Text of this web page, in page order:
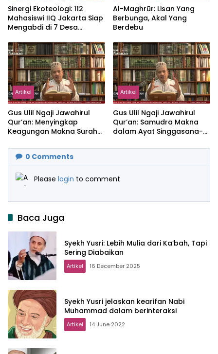
‎Sinergi Ekoteologi: 112
Mahasiswi IIQ Jakarta Siap
Mengabdi di 7 Desa
Al-Maghrūr: Lisan Yang
Berbunga, Akal Yang
Berdebu
Artikel
Gus Ulil Ngaji Jawahirul
Qur’an: Menyingkap
Keagungan Makna Surah
Artikel
Gus Ulil Ngaji Jawahirul
Qur’an: Samudra Makna
dalam Ayat Singgasana-
0 Comments
Please login to comment
Baca Juga
Syekh Yusri: Lebih Mulia dari Ka’bah, Tapi
Sering Diabaikan
Artikel 16 December 2025
Syekh Yusri jelaskan kearifan Nabi
Muhammad dalam berinteraksi
Artikel 14 June 2022